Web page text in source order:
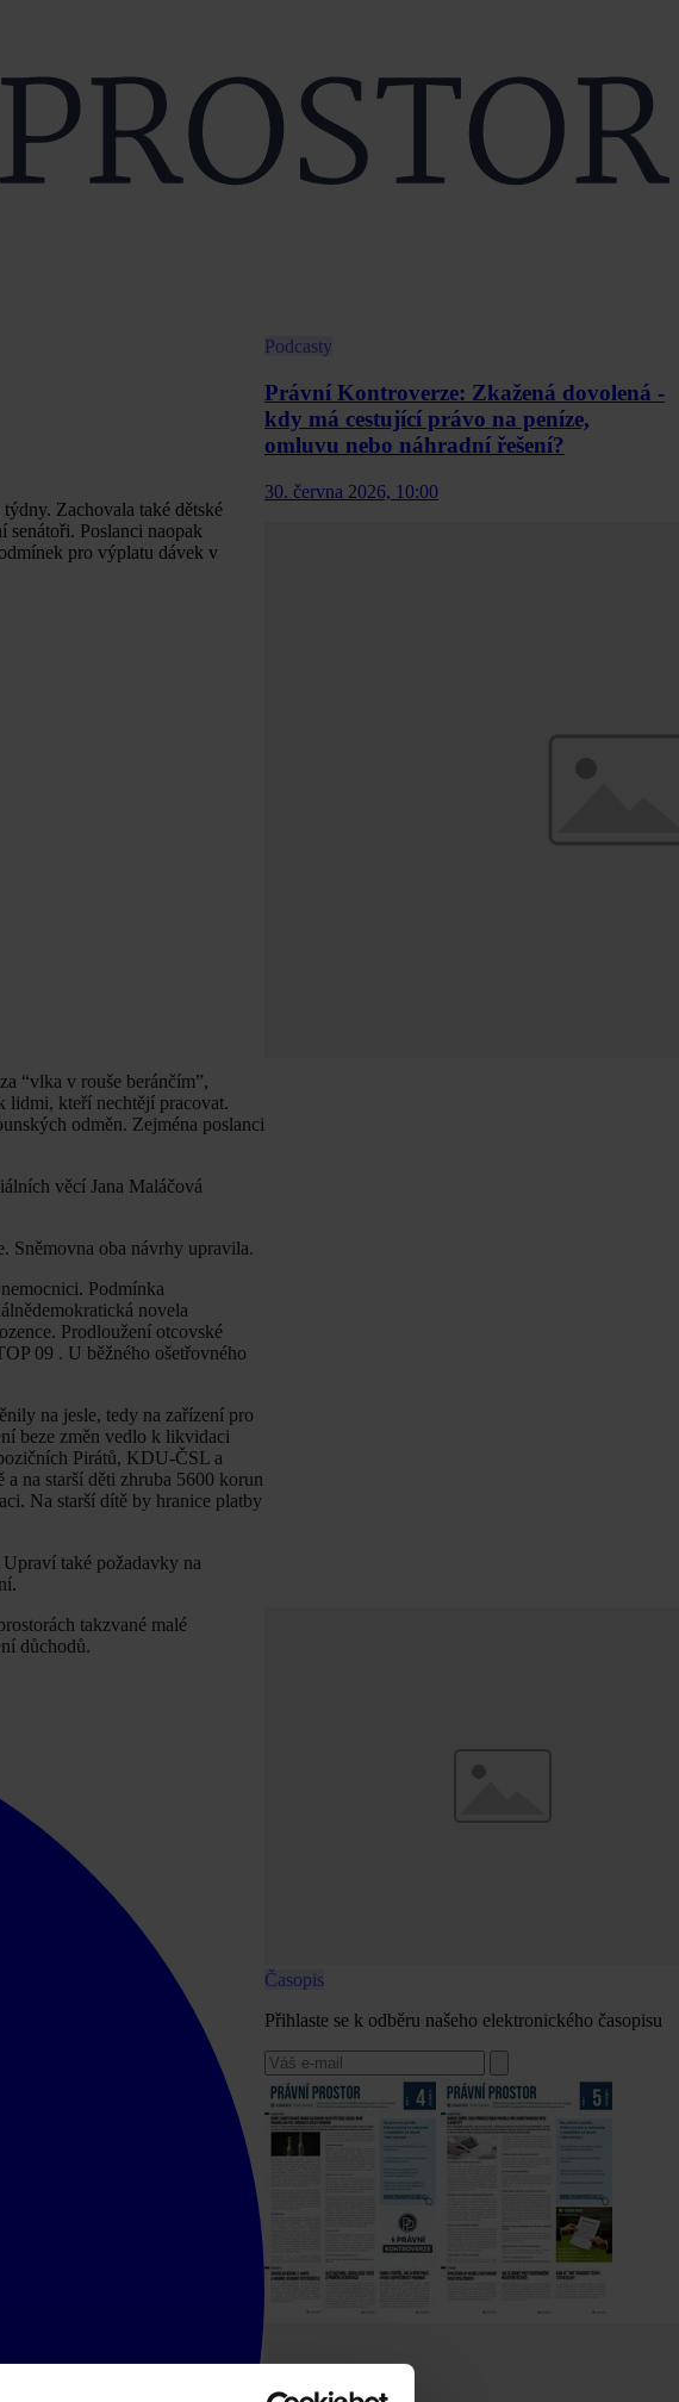
Zachovala také dětské
Poslanci naopak
pro výplatu dávek v
“vlka v rouše beránčím”,
lidmi, kteří nechtějí pracovat.
odměn. Zejména poslanci
věcí Jana Maláčová
Sněmovna oba návrhy upravila.
Podmínka
novela
Prodloužení otcovské
09 . U běžného ošetřovného
na jesle, tedy na zařízení pro
beze změn vedlo k likvidaci
Pirátů, KDU-ČSL a
na starší děti zhruba 5600 korun
Na starší dítě by hranice platby
také požadavky na
takzvané malé
důchodů.
Podcasty
Právní Kontroverze: Zkažená dovolená -
kdy má cestující právo na peníze,
omluvu nebo náhradní řešení?
30. června 2026, 10:00
Časopis
Přihlaste se k odběru našeho elektronického časopisu